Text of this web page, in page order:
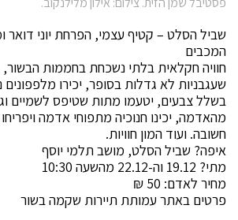
שביל הסלט – קטיף עצמי, הפרחת יוני דואר
המכבים
חוויה חקלאית בלתי נשכחת בחממות
שעגבניות לא גדלות בסופר, יכירו מלפפונים
בשלל צבעים, יטעמו מתות שטיפס לשמיים
מהאדמה, יכינו חנוכיה מתפוחי אדמה
חשובה. ועוד המון חוויות.
איפה? שביל הסלט, מושב תלמי יוסף
מתי? 19.12 וה-22.12 מהשעה 10:30
מחיר לאדם: 50 ₪
פרטים באתר עמותת תיירות שקמה בשור